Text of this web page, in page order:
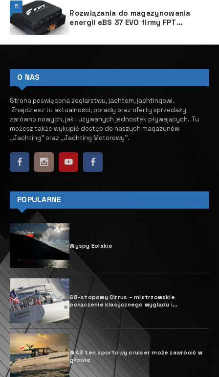
5
Rozwiązania do magazynowania
energii eBS 37 EVO firmy FPT
O NAS
Strona poświęcona żeglarstwu, jachtom, jachtingowi.
Znajdziesz tu aktualności, porady oraz oferty sprzedaży
zarówno nowych, jak i używanych jednostek pływających. ​ Tu
możesz także wykupić dostęp do naszych magazynów
„Jachting” oraz „Jachting Motorowy”.
POPULARNE
Wyspy Eolskie
68-stopowy Cirrus – mistrzowskie
połączenie klasycznego wyglądu i
nowoczesnej wydajności
W43 ten sportowy cruiser może zawrócić w
głowie